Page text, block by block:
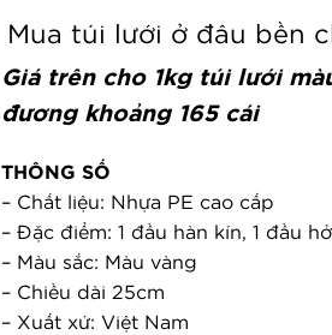
Mua túi lưới ở đâu bền
Giá trên cho 1kg túi lưới
đương khoảng 165 cái
THÔNG SỐ
– Chất liệu: Nhựa PE cao cấp
– Đặc điểm: 1 đầu hàn kín, 1 đầu
– Màu sắc: Màu vàng
– Chiều dài 25cm
– Xuất xứ: Việt Nam